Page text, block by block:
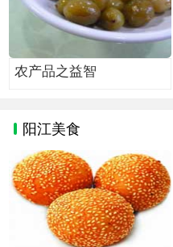
农产品之益智
阳江美食